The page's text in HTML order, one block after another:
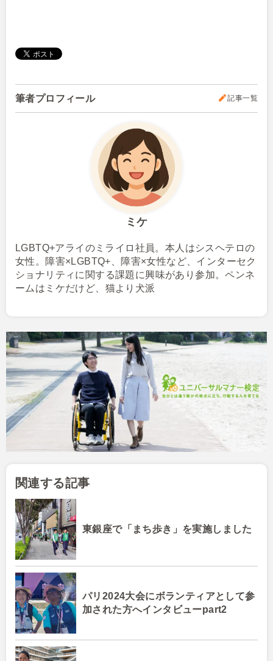
筆者プロフィール 記事一覧
ミケ
LGBTQ+アライのミライロ社員。本人はシスヘテロの
女性。障害×LGBTQ+、障害×女性など、インターセク
ショナリティに関する課題に興味があり参加。ペンネ
ームはミケだけど、猫より犬派
関連する記事
東銀座で「まち歩き」を実施しました
パリ2024大会にボランティアとして参
加された方へインタビューpart2